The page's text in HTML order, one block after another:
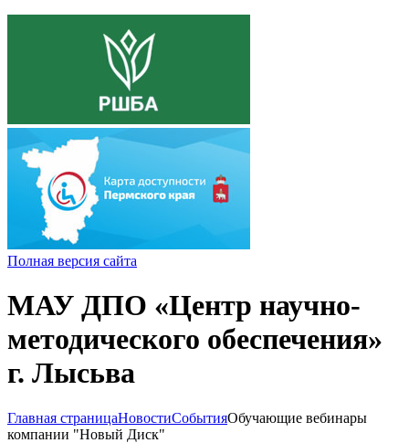
Полная версия сайта
МАУ ДПО «Центр научно-
методического обеспечения»
г. Лысьва
Главная страницаНовостиСобытияОбучающие вебинары
компании "Новый Диск"